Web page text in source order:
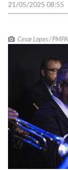
21/05/2025 08:55
Cesar Lopes / PMPA